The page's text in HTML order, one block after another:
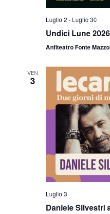
Luglio 2 - Luglio 30
Undici Lune 2026
Anfiteatro Fonte
VEN
3
Luglio 3
Daniele Silvestri